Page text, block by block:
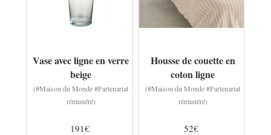
Vase avec ligne en verre
beige
(#Maison du Monde #Partenariat
rémunéré)
191€
Housse de couette en
coton ligne
(#Maison du Monde #Partenariat
rémunéré)
52€